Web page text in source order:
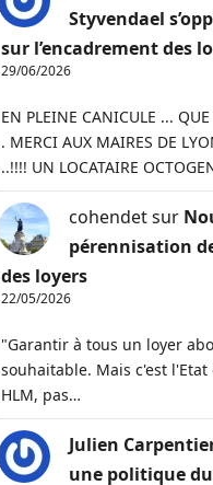
Styvendael
sur l’encadrement des
29/06/2026
EN PLEINE CANICULE ...
. MERCI AUX MAIRES DE
..!!!! UN LOCATAIRE
cohendetsur
pérennisation
des loyers
22/05/2026
"Garantir à tous un loyer
souhaitable. Mais c'est
HLM, pas…
Julien
une politique